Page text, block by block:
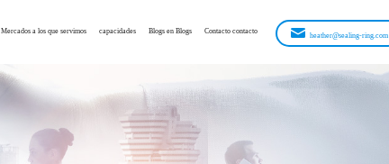
heather@sealing-ring.com
Mercados a los que servimos
inteligentes
automóviles
capacidades
Servicio de piezas estándar
Servicio personalizado
Fabricación en sala limpia
Blogs en Blogs
Noticias de la empresa
Artículos técnicos
Exposición exposición
Contacto contacto